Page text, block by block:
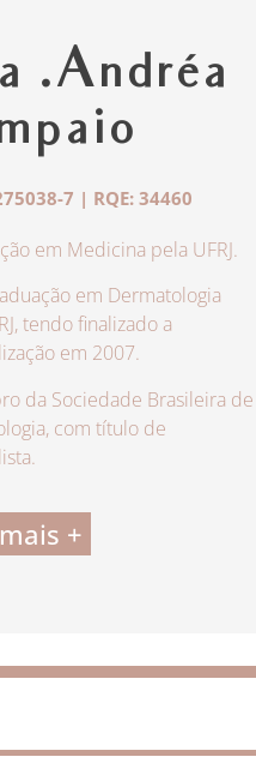
.Andréa
7 | RQE: 34460
em Medicina pela UFRJ.
em Dermatologia
tendo finalizado a
em 2007.
da Sociedade Brasileira de
com título de
+